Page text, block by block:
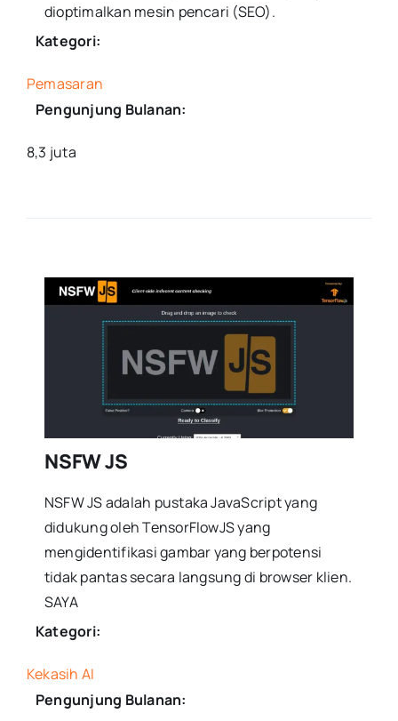
dioptimalkan mesin pencari (SEO).
Kategori:
Pemasaran
Pengunjung Bulanan:
8,3 juta
NSFW JS
NSFW JS adalah pustaka JavaScript yang
didukung oleh TensorFlowJS yang
mengidentifikasi gambar yang berpotensi
tidak pantas secara langsung di browser klien.
SAYA
Kategori:
Kekasih AI
Pengunjung Bulanan: